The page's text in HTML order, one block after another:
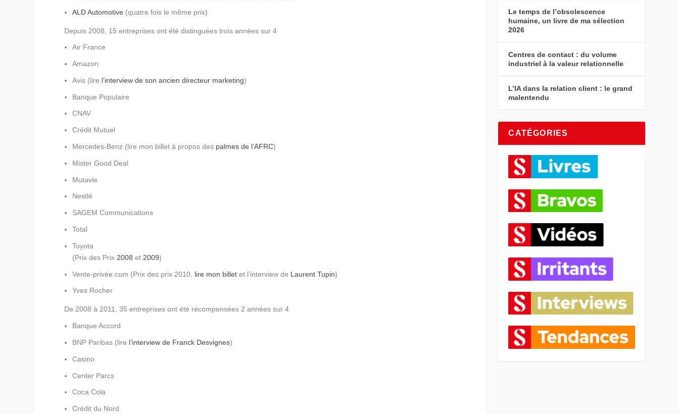
ALD Automotive (quatre fois le même prix)
Depuis 2008, 15 entreprises ont été distinguées trois années sur 4
Air France
Amazon
Avis (lire l’interview de son ancien directeur marketing)
Banque Populaire
CNAV
Crédit Mutuel
Mercedes-Benz (lire mon billet à propos des palmes de l’AFRC)
Mister Good Deal
Mutavie
Nestlé
SAGEM Communications
Total
Toyota
(Prix des Prix 2008 et 2009)
Vente-privée.com (Prix des prix 2010, lire mon billet et l’interview de Laurent Tupin)
Yves Rocher
De 2008 à 2011, 35 entreprises ont été récompensées 2 années sur 4
Banque Accord
BNP Paribas (lire l’interview de Franck Desvignes)
Casino
Center Parcs
Coca Cola
Crédit du Nord
Le temps de l’obsolescence
humaine, un livre de ma sélection
2026
Centres de contact : du volume
industriel à la valeur relationnelle
L’IA dans la relation client : le grand
malentendu
CATÉGORIES